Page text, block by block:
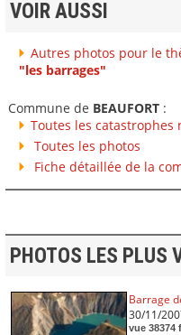
VOIR AUSSI
Autres photos pour le
"les barrages"
Commune de BEAUFORT:
Toutes les catastrophes
Toutes les photos
Fiche détaillée de la
PHOTOS LES
Barrage
30/11/
vue 38374